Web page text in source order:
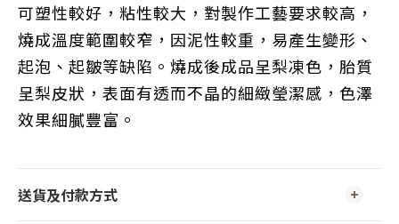
可塑性較好，粘性較大，對製作工藝要求較高，
燒成溫度範圍較窄，因泥性較重，易產生變形、
起泡、起皺等缺陷。燒成後成品呈梨凍色，胎質
呈梨皮狀，表面有透而不晶的細緻瑩潔感，色澤
效果細膩豐富。
送貨及付款方式